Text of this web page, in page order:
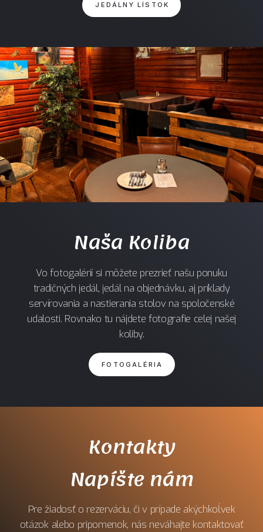
JEDÁLNY LÍSTOK
Naša Koliba
Vo fotogalérií si môžete prezrieť našu ponuku
tradičných jedál, jedál na objednávku, aj príklady
servírovania a nastierania stolov na spoločenské
udalosti. Rovnako tu nájdete fotografie celej našej
koliby.
FOTOGALÉRIA
Kontakty
Napíšte nám
Pre žiadosť o rezerváciu, či v prípade akýchkoĺvek
otázok alebo pripomenok, nás neváhajte kontaktovať